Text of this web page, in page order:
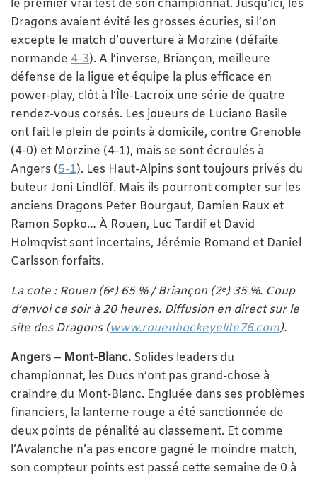
le premier vrai test de son championnat. Jusqu’ici, les
Dragons avaient évité les grosses écuries, si l’on
excepte le match d’ouverture à Morzine (défaite
normande 4-3). A l’inverse, Briançon, meilleure
défense de la ligue et équipe la plus efficace en
power-play, clôt à l’Île-Lacroix une série de quatre
rendez-vous corsés. Les joueurs de Luciano Basile
ont fait le plein de points à domicile, contre Grenoble
(4-0) et Morzine (4-1), mais se sont écroulés à
Angers (5-1). Les Haut-Alpins sont toujours privés du
buteur Joni Lindlöf. Mais ils pourront compter sur les
anciens Dragons Peter Bourgaut, Damien Raux et
Ramon Sopko… À Rouen, Luc Tardif et David
Holmqvist sont incertains, Jérémie Romand et Daniel
Carlsson forfaits.
La cote : Rouen (6e) 65 % / Briançon (2e) 35 %. Coup
d’envoi ce soir à 20 heures. Diffusion en direct sur le
site des Dragons (www.rouenhockeyelite76.com).
Angers – Mont-Blanc. Solides leaders du
championnat, les Ducs n’ont pas grand-chose à
craindre du Mont-Blanc. Engluée dans ses problèmes
financiers, la lanterne rouge a été sanctionnée de
deux points de pénalité au classement. Et comme
l’Avalanche n’a pas encore gagné le moindre match,
son compteur points est passé cette semaine de 0 à